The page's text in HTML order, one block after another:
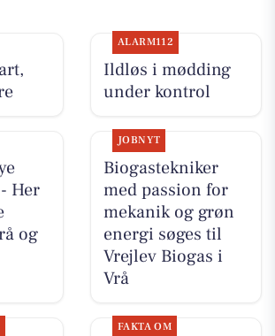
ALARM112
Ildløs i mødding
under kontrol
Her
og
JOBNYT
Biogastekniker
med passion for
mekanik og grøn
energi søges til
Vrejlev Biogas i
Vrå
FAKTA OM